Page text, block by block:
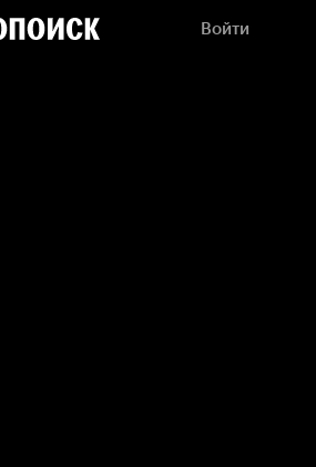
Войти